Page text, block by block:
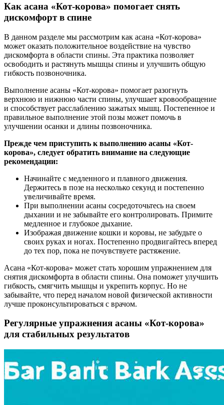
Как асана «Кот-корова» помогает снять
дискомфорт в спине
В данном разделе мы рассмотрим как асана «Кот-корова»
может оказать положительное воздействие на чувство
дискомфорта в области спины. Эта практика позволяет
освободить и растянуть мышцы спины и улучшить общую
гибкость позвоночника.
Выполнение асаны «Кот-корова» помогает разогнуть
верхнюю и нижнюю части спины, улучшает кровообращение
и способствует расслаблению зажатых мышц. Постепенное и
правильное выполнение этой позы может помочь в
улучшении осанки и длины позвоночника.
Прежде чем приступить к выполнению асаны «Кот-
корова», следует обратить внимание на следующие
рекомендации:
Начинайте с медленного и плавного движения.
Держитесь в позе на несколько секунд и постепенно
увеличивайте время.
При выполнении асаны сосредоточьтесь на своем
дыхании и не забывайте его контролировать. Примите
медленное и глубокое дыхание.
Изображая движение кошки и коровы, не забудьте о
своих руках и ногах. Постепенно продвигайтесь вперед
до тех пор, пока не почувствуете растяжение.
Асана «Кот-корова» может стать хорошим упражнением для
снятия дискомфорта в области спины. Она поможет улучшить
гибкость, смягчить мышцы и укрепить корпус. Но не
забывайте, что перед началом новой физической активности
лучше проконсультироваться с врачом.
Регулярные упражнения асаны «Кот-корова»
для стабильных результатов